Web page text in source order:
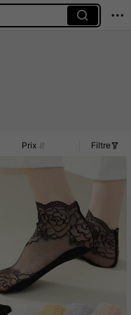
Prix Filtre